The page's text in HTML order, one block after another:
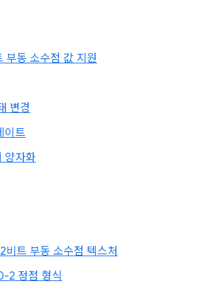
부동 소수점 값 지원
변경
이트
양자화
비트 부동 소수점 텍스처
2 정점 형식